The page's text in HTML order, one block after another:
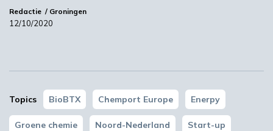
YPACK project gestart in Spanje
Redactie Groningen
12/10/2020
Topics BioBTX Chemport Europe Enerpy
Groene chemie Noord-Nederland Start-up